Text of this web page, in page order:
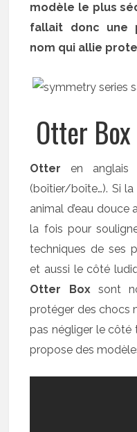
modèle le plus
fallait donc une
nom qui allie
Otter
Otter en
(boîtier/boîte…). Si
animal d’eau douce
la fois pour
techniques de ses
et aussi le côté
Otter Boxsont
protéger des chocs
pas négliger le côté
propose des